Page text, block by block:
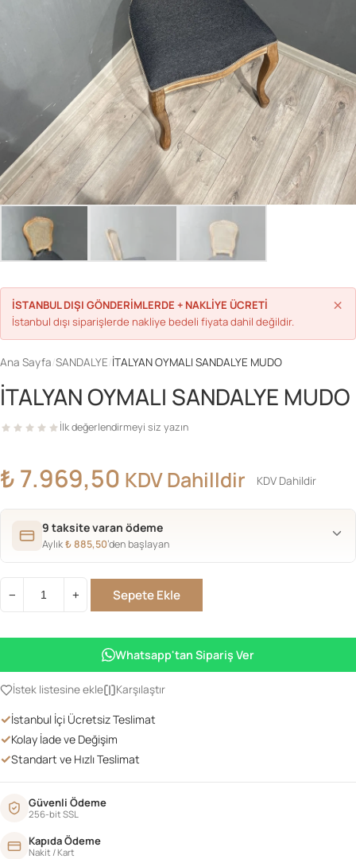
Parolanızı mı unuttunuz?
Hesap Oluştur
İSTANBUL DIŞI GÖNDERİMLERDE + NAKLİYE ÜCRETİ
İstanbul dışı siparişlerde nakliye bedeli fiyata dahil değildir.
×
Ana Sayfa SANDALYE İTALYAN OYMALI SANDALYE MUDO
İTALYAN OYMALI SANDALYE MUDO
İlk değerlendirmeyi siz yazın
₺7.969,50 KDV Dahilldir KDV Dahildir
9 taksite varan ödeme
Aylık₺885,50’den başlayan
−
İTALYAN
SANDALYE
adet
+ Sepete Ekle
Whatsapp'tan Sipariş Ver
İstek listesine ekle Karşılaştır
✓İstanbul İçi Ücretsiz Teslimat
✓Kolay İade ve Değişim
✓Standart ve Hızlı Teslimat
Güvenli Ödeme
256-bit SSL
Kapıda Ödeme
Nakit / Kart